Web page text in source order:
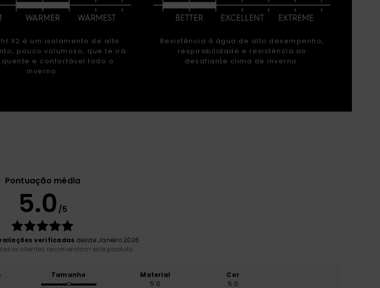
X2 é um isolamento de alto
pouco volumoso, que te irá
quente e confortável todo o
inverno.
Resistência à água de alto desempenho,
respirabilidade e resistência ao
desafiante clima de inverno.
Pontuação média
5.0 /5
verificadas desde Janeiro 2026
clientes recomendam este produto
Tamanho
Material
5.0
Cor
5.0